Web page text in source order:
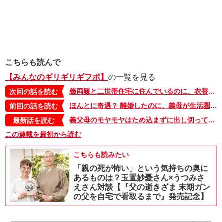
こちらも読んで
【みんなのギリギリギフボ】 の一覧を見る
次回の話を読む
義両親と二世帯住宅に住んでいるのに、衣替えの荷物を実家に送ることにモヤモヤ【みんなのギリギリギフボ・44】
前回の話を読む
ほんとに奇遇？ 離婚したのに、義母が生活圏内に出没する理由【みんなのギリギリギフボ・42】
最新話を読む
義父母のモヤモヤはため込まずに出し切って。モヤリンはいつも近くにいるよ【みんなのギリギリギフボ・最終回】
この連載を最初から読む
こちらも読みたい
「親の死が怖い」という気持ちの奥に
あるものは？玉置妙憂さん×うつみさ
えさん対談【『父の逝きざま 末期ガン
の父を自宅で看取るまで』発売記念】